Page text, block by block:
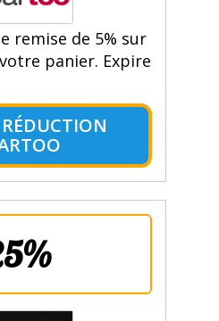
remise de 5% sur
panier. Expire